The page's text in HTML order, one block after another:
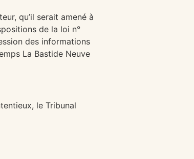
qu’il serait amené à
de la loi n°
des informations
La Bastide Neuve
le Tribunal